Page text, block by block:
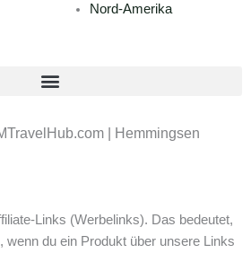
Nord-Amerika
| Hemmingsen
Links (Werbelinks). Das bedeutet,
wenn du ein Produkt über unsere Links